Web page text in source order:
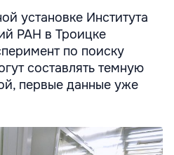
установке Института
РАН в Троицке
по поиску
составлять темную
первые данные уже